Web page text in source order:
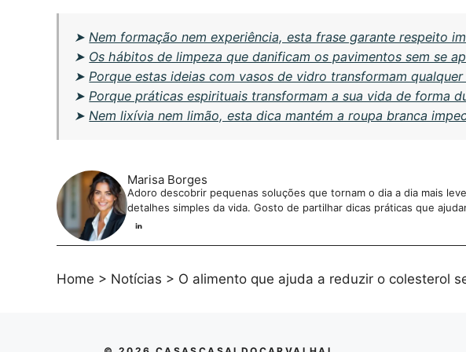
➤ Nem formação nem experiência, esta frase garante respeito
➤ Os hábitos de limpeza que danificam os pavimentos sem se
➤ Porque estas ideias com vasos de vidro transformam qualquer
➤ Porque práticas espirituais transformam a sua vida de forma
➤ Nem lixívia nem limão, esta dica mantém a roupa branca
Marisa Borges
Adoro descobrir pequenas soluções que tornam o dia a dia mais
detalhes simples da vida. Gosto de partilhar dicas práticas que
Home > Notícias > O alimento que ajuda a reduzir o colesterol